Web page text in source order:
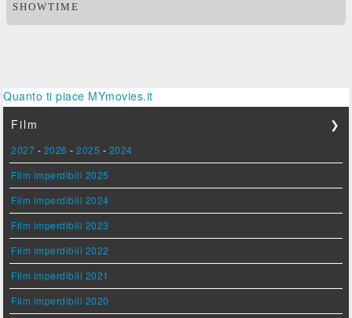
SHOWTIME
Quanto ti piace MYmovies.it
Film
❯
2027 - 2026 -2025 - 2024
Film imperdibili 2025
Film imperdibili 2024
Film imperdibili 2023
Film imperdibili 2022
Film imperdibili 2021
Film imperdibili 2020